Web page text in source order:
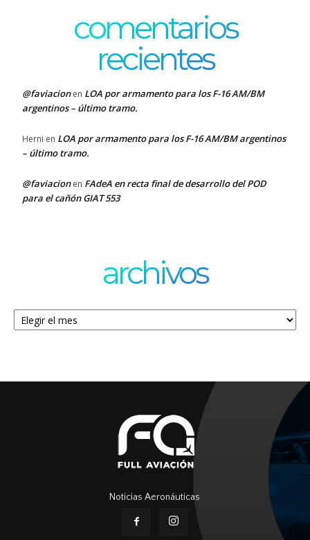
comentarios
recientes
@faviacionen LOA por armamento para los F-16 AM/BM
argentinos – último tramo.
Herni en LOA por armamento para los F-16 AM/BM argentinos
– último tramo.
@faviacionen FAdeA en recta final de desarrollo del POD
para el cañón GIAT 553
archivos
Archivos
Noticias Aeronáuticas